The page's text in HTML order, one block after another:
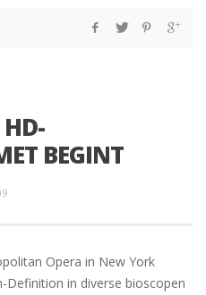
BEGINT
Opera in New York
Definition in diverse bioscopen